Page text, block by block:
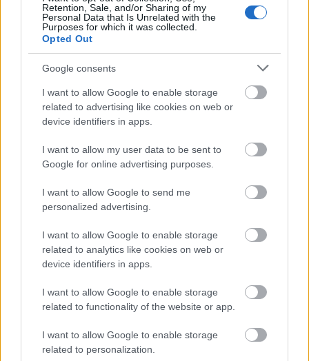
Retention, Sale, and/or Sharing of my
Personal Data that Is Unrelated with the
Purposes for which it was collected.
Opted Out
Google consents
I want to allow Google to enable storage
related to advertising like cookies on web or
device identifiers in apps.
I want to allow my user data to be sent to
Google for online advertising purposes.
I want to allow Google to send me
personalized advertising.
I want to allow Google to enable storage
related to analytics like cookies on web or
device identifiers in apps.
I want to allow Google to enable storage
related to functionality of the website or app.
I want to allow Google to enable storage
related to personalization.
ΠΙΣΩ ΣΕ Παιχνίδι Πάντα Πάντα Πάντα
Σχετικά προϊόντα
3 BHMATA (STEP TAG)
Υλικά: – Περιγραφή: Οι πρόσκοποι σκορπίζονται σε έναν
οριοθετημένο χώρο. Ένα παιδί δένει τα μάτια του και προσπαθεί να
ΤΑ ΜΠΟΥΛΝΤΟΓΚ (ΦΟΒΑΣΑΙ ΤΟΝ ΠΕΤΡΟ ΤΟ
Βαθμολογήθηκε με0από 5
αντιμέτωπες και σε απόσταση περίπου 10 m. Στη μέση είναι το
ΤΑ ΠΟΝΤΙΚΙΑ ΚΑΙ Η ΓΑΤΑ